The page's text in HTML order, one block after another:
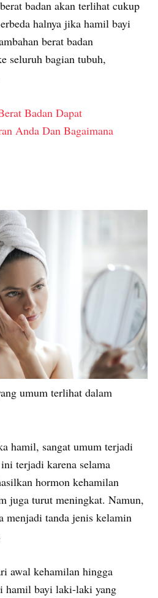
badan akan terlihat cukup
halnya jika hamil bayi
berat badan
seluruh bagian tubuh,
Badan Dapat
Anda Dan Bagaimana
umum terlihat dalam
hamil, sangat umum terjadi
terjadi karena selama
hormon kehamilan
juga turut meningkat. Namun,
menjadi tanda jenis kelamin
awal kehamilan hingga
hamil bayi laki-laki yang